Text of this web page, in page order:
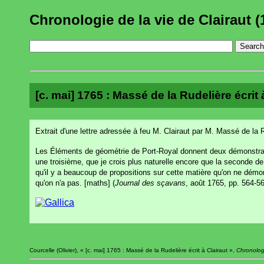
Chronologie de la vie de Clairaut
[c. mai] 1765 : Massé de la Rudelière écrit
Extrait d'une lettre adressée à feu M. Clairaut par M. Massé de la
Les Éléments de géométrie de Port-Royal donnent deux
une troisième, que je crois plus naturelle encore que la seconde
qu'il y a beaucoup de propositions sur cette matière qu'on ne
qu'on n'a pas. [maths] (Journal des sçavans , août 1765, pp. 564-
Courcelle (Olivier), « [c. mai] 1765 : Massé de la Rudelière écrit à Clairaut »,